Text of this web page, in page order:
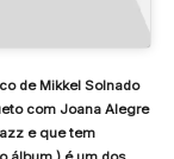
de Mikkel Solnado
com Joana Alegre
e que tem